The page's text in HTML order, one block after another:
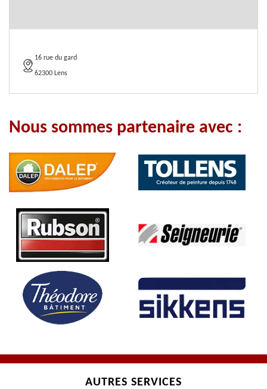
16 rue du gard
62300 Lens
Nous sommes partenaire avec :
AUTRES SERVICES